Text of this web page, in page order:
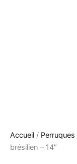
Accueil / Perruques
brésilien – 14″